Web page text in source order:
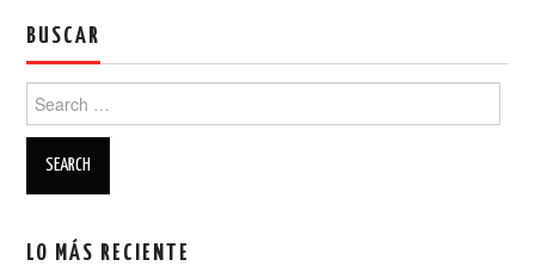
BUSCAR
Search for:
LO MÁS RECIENTE